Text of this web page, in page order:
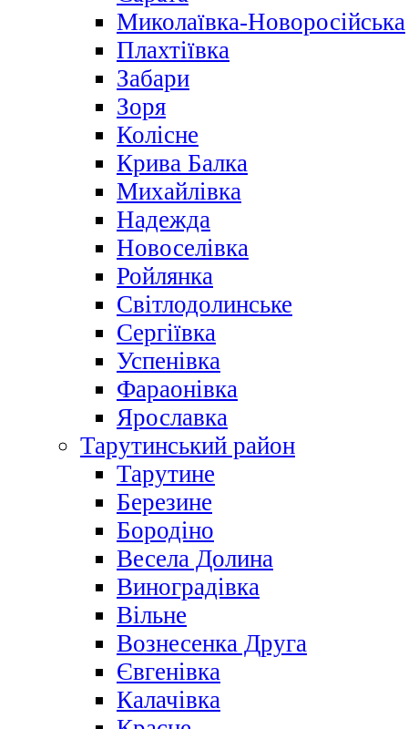
Миколаївка-Новоросійська
Плахтіївка
Забари
Зоря
Колісне
Крива Балка
Михайлівка
Надежда
Новоселівка
Ройлянка
Світлодолинське
Сергіївка
Успенівка
Фараонівка
Ярославка
Тарутинський район
Тарутине
Березине
Бородіно
Весела Долина
Виноградівка
Вільне
Вознесенка Друга
Євгенівка
Калачівка